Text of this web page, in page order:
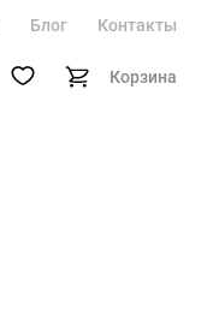
Блог Контакты
Корзина